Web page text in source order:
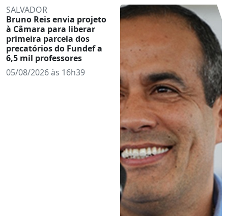
SALVADOR
Bruno Reis envia projeto
à Câmara para liberar
primeira parcela dos
precatórios do Fundef a
6,5 mil professores
05/08/2026 às 16h39